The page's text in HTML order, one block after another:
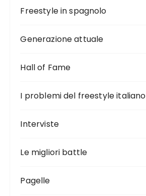
Freestyle in spagnolo
Generazione attuale
Hall of Fame
I problemi del freestyle italiano
Interviste
Le migliori battle
Pagelle